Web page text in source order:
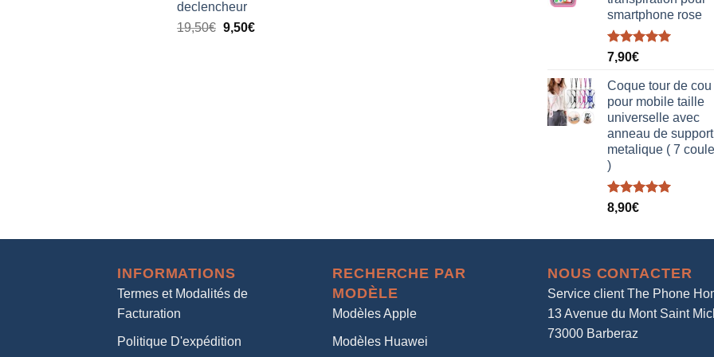
declencheur
19,50€ 9,50€
smartphone rose
Note5.00
7,90€
Coque tour de cou
pour mobile taille
universelle avec
anneau de support
metalique ( 7
)
Note5.00
8,90€
INFORMATIONS
Termes et Modalités de
Facturation
Politique D'expédition
RECHERCHE PAR
MODÈLE
Modèles Apple
Modèles Huawei
NOUS CONTACTER
Service client The Phone
13 Avenue du Mont Saint
73000 Barberaz